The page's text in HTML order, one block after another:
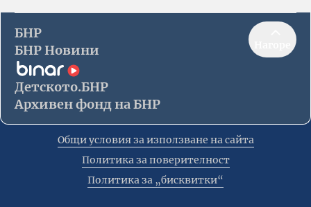
БНР
БНР Новини
Детското.БНР
Архивен фонд на БНР
Общи условия за използване на сайта
Политика за поверителност
Политика за „бисквитки“